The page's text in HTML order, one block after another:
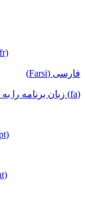
français (fr)
(pt)
(ht)